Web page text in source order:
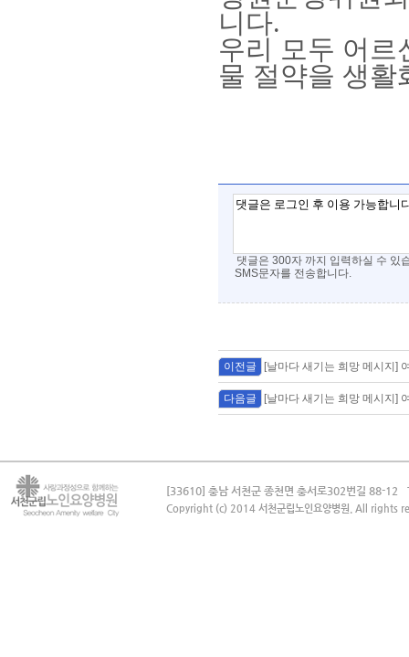
니다.
우리 모두 어르
물 절약을 생활
댓글은 300자 까지 입력하실 수 있
SMS문자를 전송합니다.
이전글 [날마다 새기는 희망 메시지]
다음글 [날마다 새기는 희망 메시지]
[33610] 충남 서천군 종천면 충서로302번길 88-12
Copyright (c) 2014 서천군립노인요양병원. All rights